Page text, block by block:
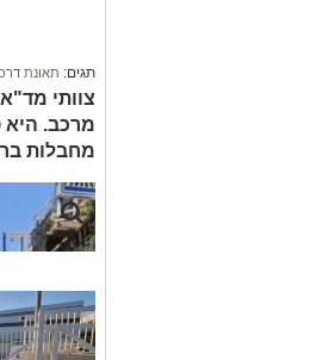
תגים: תאונת
צוותי
מרכב. היא
מחבלות